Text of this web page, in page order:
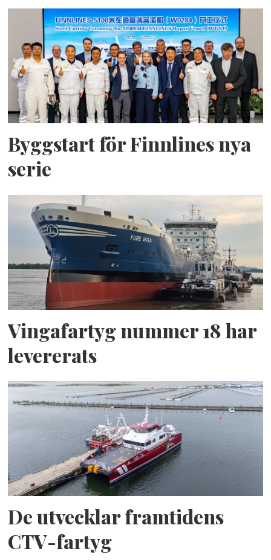
Byggstart för Finnlines nya
serie
Vingafartyg nummer 18 har
levererats
De utvecklar framtidens
CTV-fartyg